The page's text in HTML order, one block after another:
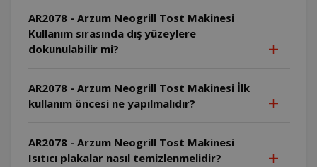
AR2078 - Arzum Neogrill Tost Makinesi
Kullanım sırasında dış yüzeylere
dokunulabilir mi?
AR2078 - Arzum Neogrill Tost Makinesi İlk
kullanım öncesi ne yapılmalıdır?
AR2078 - Arzum Neogrill Tost Makinesi
Isıtıcı plakalar nasıl temizlenmelidir?